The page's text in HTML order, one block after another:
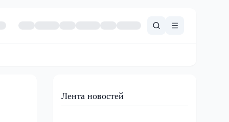
Лента новостей